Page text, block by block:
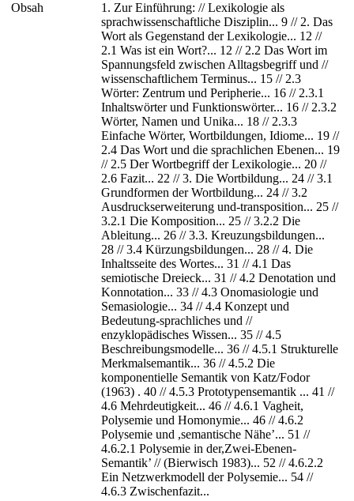
Obsah
1. Zur Einführung: // Lexikologie als
sprachwissenschaftliche Disziplin... 9 // 2. Das
Wort als Gegenstand der Lexikologie... 12 //
2.1 Was ist ein Wort?... 12 // 2.2 Das Wort im
Spannungsfeld zwischen Alltagsbegriff und //
wissenschaftlichem Terminus... 15 // 2.3
Wörter: Zentrum und Peripherie... 16 // 2.3.1
Inhaltswörter und Funktionswörter... 16 // 2.3.2
Wörter, Namen und Unika... 18 // 2.3.3
Einfache Wörter, Wortbildungen, Idiome... 19 //
2.4 Das Wort und die sprachlichen Ebenen... 19
// 2.5 Der Wortbegriff der Lexikologie... 20 //
2.6 Fazit... 22 // 3. Die Wortbildung... 24 // 3.1
Grundformen der Wortbildung... 24 // 3.2
Ausdruckserweiterung und-transposition... 25 //
3.2.1 Die Komposition... 25 // 3.2.2 Die
Ableitung... 26 // 3.3. Kreuzungsbildungen...
28 // 3.4 Kürzungsbildungen... 28 // 4. Die
Inhaltsseite des Wortes... 31 // 4.1 Das
semiotische Dreieck... 31 // 4.2 Denotation und
Konnotation... 33 // 4.3 Onomasiologie und
Semasiologie... 34 // 4.4 Konzept und
Bedeutung-sprachliches und //
enzyklopädisches Wissen... 35 // 4.5
Beschreibungsmodelle... 36 // 4.5.1 Strukturelle
Merkmalsemantik... 36 // 4.5.2 Die
komponentielle Semantik von Katz/Fodor
(1963) . 40 // 4.5.3 Prototypensemantik ... 41 //
4.6 Mehrdeutigkeit... 46 // 4.6.1 Vagheit,
Polysemie und Homonymie... 46 // 4.6.2
Polysemie und ,semantische Nähe’... 51 //
4.6.2.1 Polysemie in der,Zwei-Ebenen-
Semantik’ // (Bierwisch 1983)... 52 // 4.6.2.2
Ein Netzwerkmodell der Polysemie... 54 //
4.6.3 Zwischenfazit...